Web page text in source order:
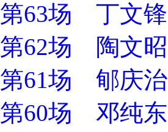
第63场 丁文锋
第62场 陶文昭
第61场 郇庆治
第60场 邓纯东